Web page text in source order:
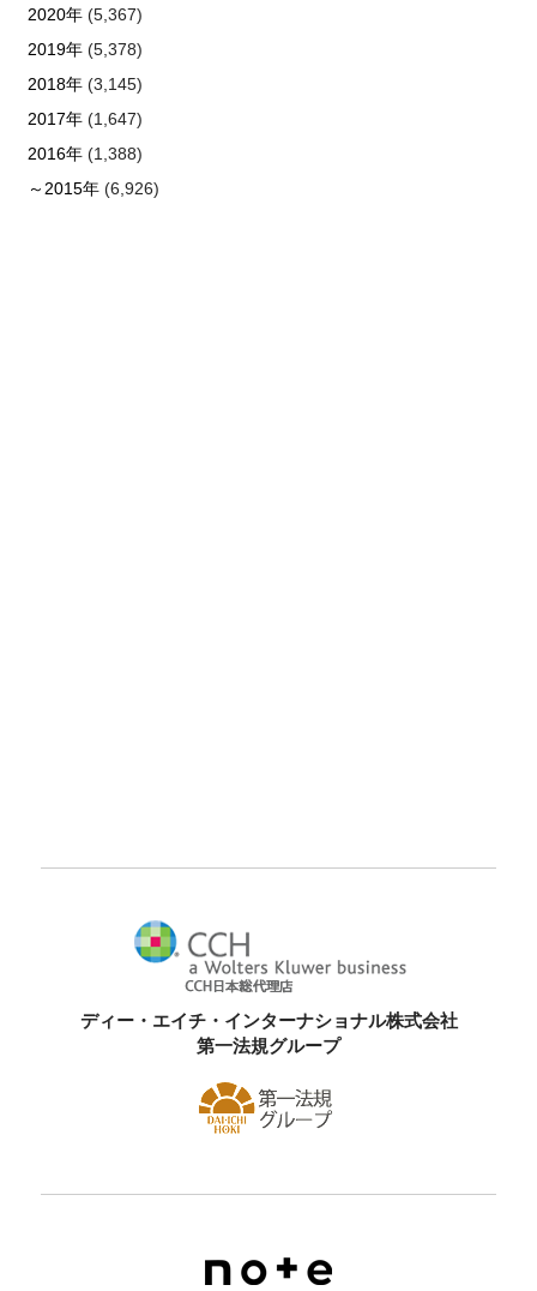
2020年(5,367)
2019年(5,378)
2018年(3,145)
2017年(1,647)
2016年(1,388)
～2015年(6,926)
ディー・エイチ・インターナショナル株式会社
第一法規グループ